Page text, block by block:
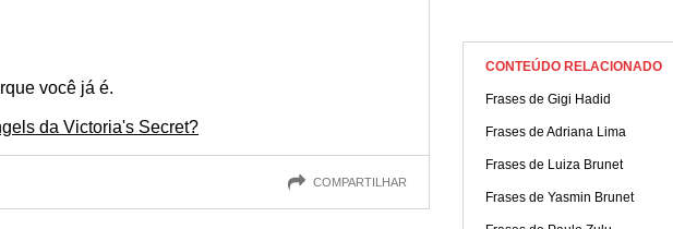
você já é.
da Victoria's Secret?
COMPARTILHAR
CONTEÚDO RELACIONADO
Frases de Gigi Hadid
Frases de Adriana Lima
Frases de Luiza Brunet
Frases de Yasmin Brunet